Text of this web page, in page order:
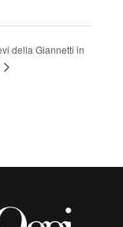
della Giannetti in